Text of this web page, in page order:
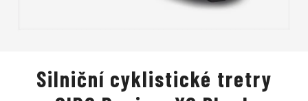
Silniční cyklistické tretry